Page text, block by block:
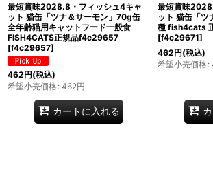
最短賞味2028.8・フィッシュ4キャ
ット 猫缶「ツナ＆サーモン」70g缶
全年齢猫用キャットフード一般食
FISH4CATS正規品f4c29657
[f4c29657]
462円(税込)
希望小売価格: 462円
カートに入れる
最短賞味
ット 猫缶「
種 fish4cats
[f4c29671]
462円(税込)
希望小売価格: